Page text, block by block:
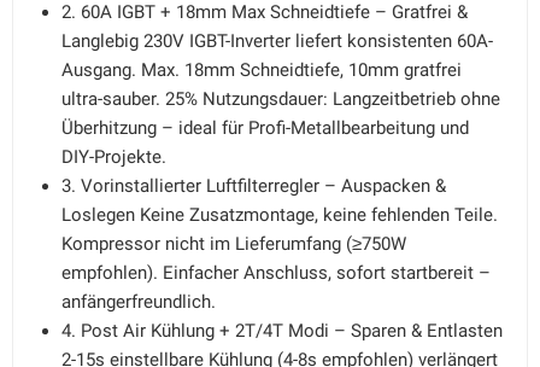
2. 60A IGBT + 18mm Max Schneidtiefe – Gratfrei &
Langlebig 230V IGBT-Inverter liefert konsistenten 60A-
Ausgang. Max. 18mm Schneidtiefe, 10mm gratfrei
ultra-sauber. 25% Nutzungsdauer: Langzeitbetrieb ohne
Überhitzung – ideal für Profi-Metallbearbeitung und
DIY-Projekte.
3. Vorinstallierter Luftfilterregler – Auspacken &
Loslegen Keine Zusatzmontage, keine fehlenden Teile.
Kompressor nicht im Lieferumfang (≥750W
empfohlen). Einfacher Anschluss, sofort startbereit –
anfängerfreundlich.
4. Post Air Kühlung + 2T/4T Modi – Sparen & Entlasten
2-15s einstellbare Kühlung (4-8s empfohlen) verlängert